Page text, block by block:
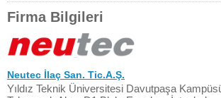
Firma Bilgileri
Neutec İlaç San. Tic.A.Ş.
Yıldız Teknik Üniversitesi Davutpaşa